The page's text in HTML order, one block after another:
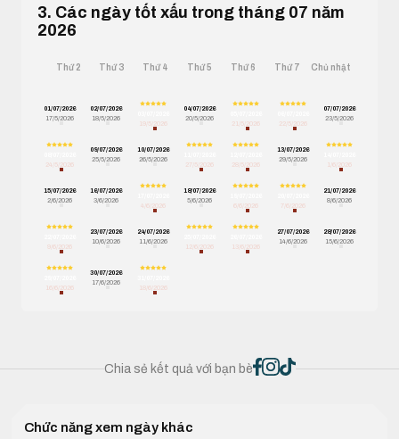
3. Các ngày tốt xấu trong tháng 07 năm
2026
Thứ 2 Thứ 3 Thứ 4 Thứ 5 Thứ 6 Thứ 7 Chủ nhật
01/07/2026
17/5/2026
02/07/2026
18/5/2026
19/5/2026
04/07/2026
20/5/2026
21/5/2026
22/5/2026
07/07/2026
23/5/2026
24/5/2026
09/07/2026
25/5/2026
10/07/2026
26/5/2026
27/5/2026
28/5/2026
13/07/2026
29/5/2026
1/6/2026
15/07/2026
2/6/2026
16/07/2026
3/6/2026
4/6/2026
18/07/2026
5/6/2026
6/6/2026
7/6/2026
21/07/2026
8/6/2026
9/6/2026
23/07/2026
10/6/2026
24/07/2026
11/6/2026
12/6/2026
13/6/2026
27/07/2026
14/6/2026
28/07/2026
15/6/2026
16/6/2026
30/07/2026
17/6/2026
18/6/2026
Chia sẻ kết quả với bạn bè
Chức năng xem ngày khác